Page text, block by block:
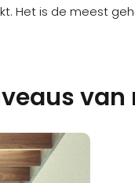
Het is de meest